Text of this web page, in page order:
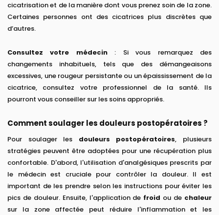
cicatrisation et de la manière dont vous prenez soin de la zone.
Certaines personnes ont des cicatrices plus discrètes que
d’autres.
Consultez votre médecin: Si vous remarquez des
changements inhabituels, tels que des démangeaisons
excessives, une rougeur persistante ou un épaississement de la
cicatrice, consultez votre professionnel de la santé. Ils
pourront vous conseiller sur les soins appropriés.
Comment soulager les douleurs postopératoires ?
Pour soulager les douleurs postopératoires, plusieurs
stratégies peuvent être adoptées pour une récupération plus
confortable. D'abord, l'utilisation d'analgésiques prescrits par
le médecin est cruciale pour contrôler la douleur. Il est
important de les prendre selon les instructions pour éviter les
pics de douleur. Ensuite, l'application de froid ou de chaleur
sur la zone affectée peut réduire l'inflammation et les